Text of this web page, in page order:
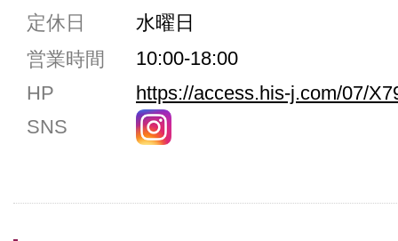
共用トイレ
女性用トイレ
ベビールーム
禁煙
予約可
定休日
水曜日
営業時間
10:00-18:00
HP
https://access.his-j.com/07/
SNS